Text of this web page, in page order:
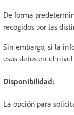
De forma
recogidos por las
Sin embargo, si la
esos datos en el
Disponibilidad:
La opción para